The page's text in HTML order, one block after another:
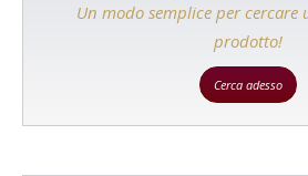
Un modo semplice per cercare
prodotto!
Cerca adesso